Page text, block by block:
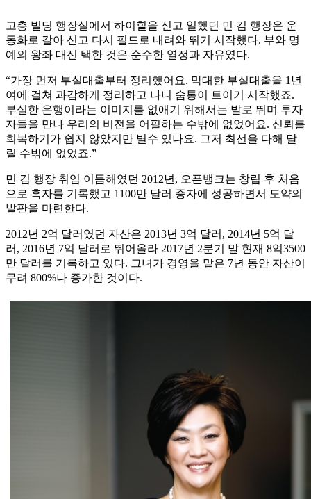
고층 빌딩 행장실에서 하이힐을 신고 일했던 민 김 행장은 운
동화로 갈아 신고 다시 필드로 내려와 뛰기 시작했다. 부와 명
예의 왕좌 대신 택한 것은 순수한 열정과 자유였다.
“가장 먼저 부실대출부터 정리했어요. 막대한 부실대출을 1년
여에 걸쳐 과감하게 정리하고 나니 숨통이 트이기 시작했죠.
부실한 은행이라는 이미지를 없애기 위해서는 발로 뛰며 투자
자들을 만나 우리의 비전을 어필하는 수밖에 없었어요. 신뢰를
회복하기가 쉽지 않았지만 별수 있나요. 그저 최선을 다해 달
릴 수밖에 없었죠.”
민 김 행장 취임 이듬해였던 2012년, 오픈뱅크는 창립 후 처음
으로 흑자를 기록했고 1100만 달러 증자에 성공하면서 도약의
발판을 마련한다.
2012년 2억 달러였던 자산은 2013년 3억 달러, 2014년 5억 달
러, 2016년 7억 달러로 뛰어올라 2017년 2분기 말 현재 8억3500
만 달러를 기록하고 있다. 그녀가 경영을 맡은 7년 동안 자산이
무려 800%나 증가한 것이다.